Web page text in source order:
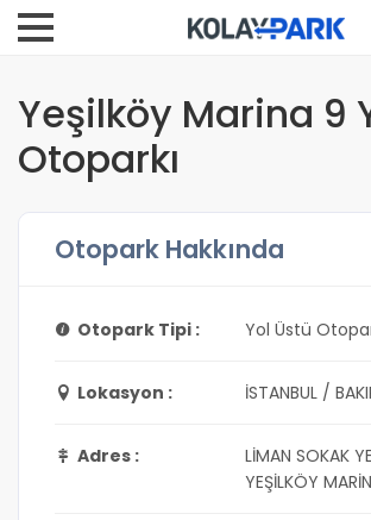
Yeşilköy Marina 9
Otoparkı
Otopark Hakkında
Otopark Tipi : Yol Üstü
Lokasyon : İSTANBUL /
Adres :
LİMAN SOKAK
YEŞİLKÖY